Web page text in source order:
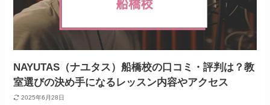
NAYUTAS（ナユタス）船橋校の口コミ・評判は？教
室選びの決め手になるレッスン内容やアクセス
2025年6月28日